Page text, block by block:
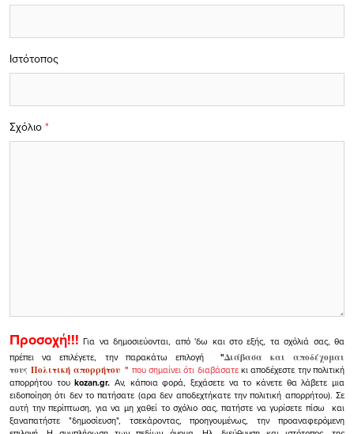
Σχόλιο *
Ιστότοπος
Προσοχή!!! Για να δημοσιεύονται, από 'δω και στο εξής, τα σχόλιά σας, θα
πρέπει να επιλέγετε, την παρακάτω επιλογή
"Διάβασα και αποδέχομαι
τουςΠολιτική απορρήτου" που σημαίνει ότι διαβάσατεκι αποδέχεστε την πολιτική
απορρήτου τουkozan.gr. Αν, κάποια φορά, ξεχάσετε να το κάνετε θα λάβετε μια
ειδοποίηση ότι δεν το πατήσατε (αρα δεν αποδεχτήκατε την πολιτική απορρήτου). Σε
αυτή την περίπτωση, για να μη χαθεί το σχόλιο σας, πατήστε να γυρίσετε πίσω και
ξαναπατήστε "δημοσίευση", τσεκάροντας, προηγουμένως, την προαναφερόμενη